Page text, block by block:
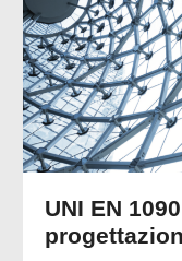
UNI EN